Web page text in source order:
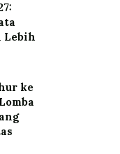
Lebih
ke